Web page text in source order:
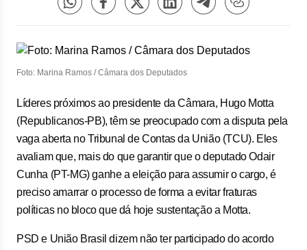
Foto: Marina Ramos / Câmara dos Deputados
Líderes próximos ao presidente da Câmara, Hugo Motta
(Republicanos-PB), têm se preocupado com a disputa pela
vaga aberta no Tribunal de Contas da União (TCU). Eles
avaliam que, mais do que garantir que o deputado Odair
Cunha (PT-MG) ganhe a eleição para assumir o cargo, é
preciso amarrar o processo de forma a evitar fraturas
políticas no bloco que dá hoje sustentação a Motta.
PSD e União Brasil dizem não ter participado do acordo